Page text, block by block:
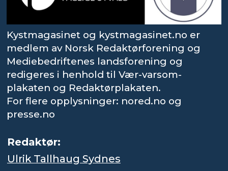
Kystmagasinet og kystmagasinet.no er
medlem av Norsk Redaktørforening og
Mediebedriftenes landsforening og
redigeres i henhold til Vær-varsom-
plakaten og Redaktørplakaten.
For flere opplysninger: nored.no og
presse.no
Redaktør:
Ulrik Tallhaug Sydnes